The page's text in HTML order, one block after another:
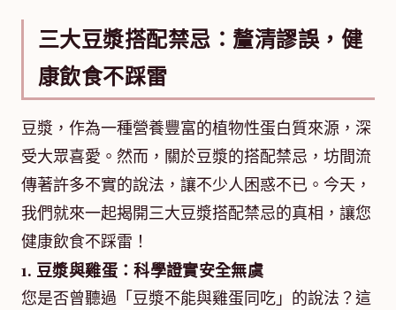
三大豆漿搭配禁忌：釐清謬誤，健
康飲食不踩雷
豆漿，作為一種營養豐富的植物性蛋白質來源，深
受大眾喜愛。然而，關於豆漿的搭配禁忌，坊間流
傳著許多不實的說法，讓不少人困惑不已。今天，
我們就來一起揭開三大豆漿搭配禁忌的真相，讓您
健康飲食不踩雷！
1. 豆漿與雞蛋：科學證實安全無虞
您是否曾聽過「豆漿不能與雞蛋同吃」的說法？這